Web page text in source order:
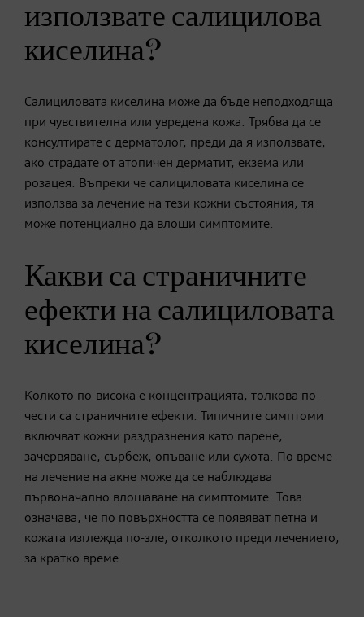
използвате салицилова
киселина?
Салициловата киселина може да бъде неподходяща
при чувствителна или увредена кожа. Трябва да се
консултирате с дерматолог, преди да я използвате,
ако страдате от атопичен дерматит, екзема или
розацея. Въпреки че салициловата киселина се
използва за лечение на тези кожни състояния, тя
може потенциално да влоши симптомите.
Какви са страничните
ефекти на салициловата
киселина?
Колкото по-висока е концентрацията, толкова по-
чести са страничните ефекти. Типичните симптоми
включват кожни раздразнения като парене,
зачервяване, сърбеж, опъване или сухота. По време
на лечение на акне може да се наблюдава
първоначално влошаване на симптомите. Това
означава, че по повърхността се появяват петна и
кожата изглежда по-зле, отколкото преди лечението,
за кратко време.